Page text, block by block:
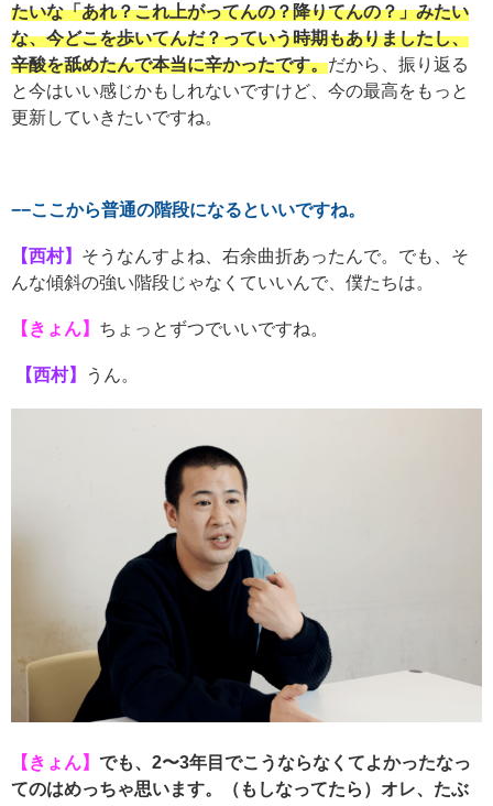
たいな「あれ？これ上がってんの？降りてんの？」みたい
な、今どこを歩いてんだ？っていう時期もありましたし、
辛酸を舐めたんで本当に辛かったです。だから、振り返る
と今はいい感じかもしれないですけど、今の最高をもっと
更新していきたいですね。
−−ここから普通の階段になるといいですね。
【西村】 そうなんすよね、右余曲折あったんで。でも、そ
んな傾斜の強い階段じゃなくていいんで、僕たちは。
【きょん】 ちょっとずつでいいですね。
【西村】 うん。
【きょん】 でも、2〜3年目でこうならなくてよかったなっ
てのはめっちゃ思います。（もしなってたら）オレ、たぶ